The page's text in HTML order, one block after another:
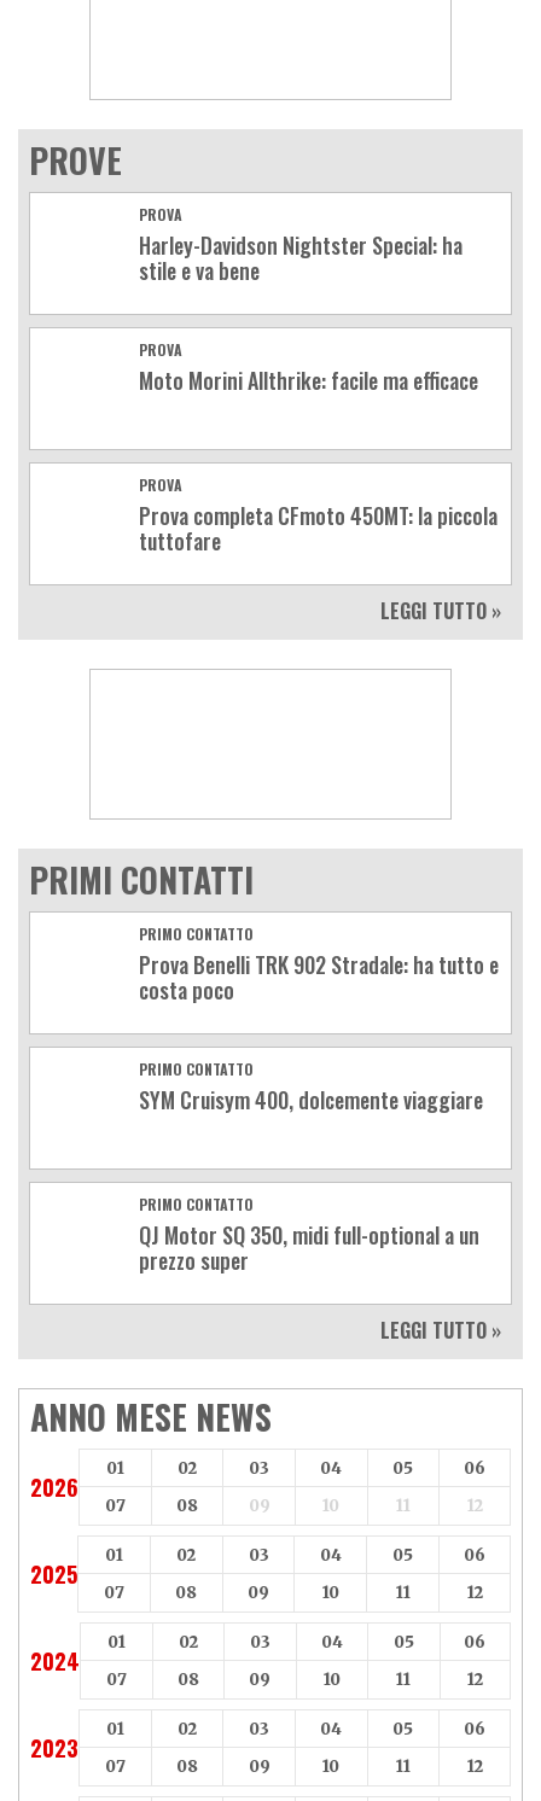
PROVE
PROVA
Harley-Davidson Nightster Special: ha
stile e va bene
PROVA
Moto Morini Allthrike: facile ma efficace
PROVA
Prova completa CFmoto 450MT: la piccola
tuttofare
LEGGI TUTTO »
PRIMI CONTATTI
PRIMO CONTATTO
Prova Benelli TRK 902 Stradale: ha tutto e
costa poco
PRIMO CONTATTO
SYM Cruisym 400, dolcemente viaggiare
PRIMO CONTATTO
QJ Motor SQ 350, midi full-optional a un
prezzo super
LEGGI TUTTO »
ANNO MESE NEWS
2026
01 02 03 04 05
06
07
08 09 10 11 12
2025
01 02 03 04 05
06
07
08 09 10 11 12
2024
01 02 03 04 05
06
07
08 09 10 11 12
2023
01 02 03 04 05
06
07
08 09 10 11 12